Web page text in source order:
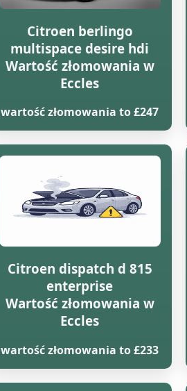
Citroen berlingo
multispace desire hdi
Wartość złomowania w
Eccles
wartość złomowania to £247
Citroen dispatch d 815
enterprise
Wartość złomowania w
Eccles
wartość złomowania to £233